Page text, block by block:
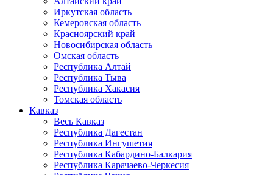
Иркутская область
Кемеровская область
Красноярский край
Новосибирская область
Омская область
Республика Алтай
Республика Тыва
Республика Хакасия
Томская область
Кавказ
Весь Кавказ
Республика Дагестан
Республика Ингушетия
Республика Кабардино-Балкария
Республика Карачаево-Черкесия